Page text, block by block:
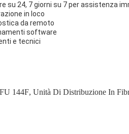
su 24, 7 giorni su 7 per assistenza
in loco
da remoto
software
e tecnici
144F, Unità Di Distribuzione In